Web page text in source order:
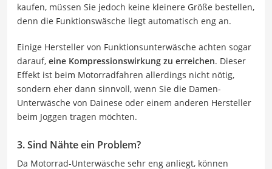
kaufen, müssen Sie jedoch keine kleinere Größe bestellen,
denn die Funktionswäsche liegt automatisch eng an.
Einige Hersteller von Funktionsunterwäsche achten sogar
darauf, eine Kompressionswirkung zu erreichen. Dieser
Effekt ist beim Motorradfahren allerdings nicht nötig,
sondern eher dann sinnvoll, wenn Sie die Damen-
Unterwäsche von Dainese oder einem anderen Hersteller
beim Joggen tragen möchten.
3. Sind Nähte ein Problem?
Da Motorrad-Unterwäsche sehr eng anliegt, können